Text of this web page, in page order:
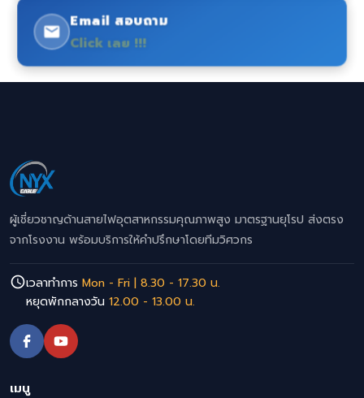
Email สอบถาม
Click เลย !!!
ผู้เชี่ยวชาญด้านสายไฟอุตสาหกรรมคุณภาพสูง มาตรฐานยุโรป ส่งตรง
จากโรงงาน พร้อมบริการให้คำปรึกษาโดยทีมวิศวกร
เวลาทำการ Mon - Fri | 8.30 - 17.30 น.
หยุดพักกลางวัน 12.00 - 13.00 น.
เมนู